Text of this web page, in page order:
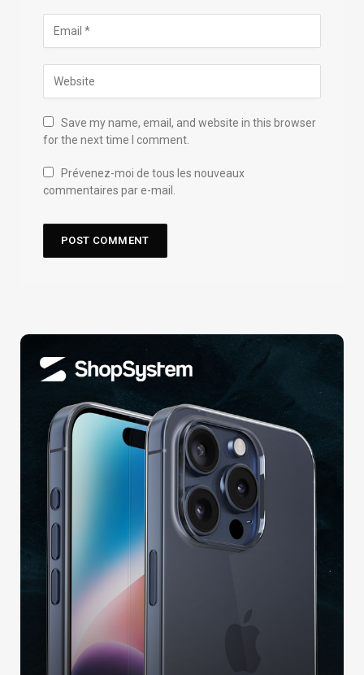
Save my name, email, and website in this browser
for the next time I comment.
Prévenez-moi de tous les nouveaux
commentaires par e-mail.